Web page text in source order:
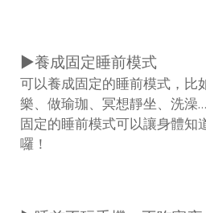
▶養成固定睡前模式
可以養成固定的睡前模式，比
樂、做瑜珈、冥想靜坐、洗澡
固定的睡前模式可以讓身體知
囉！